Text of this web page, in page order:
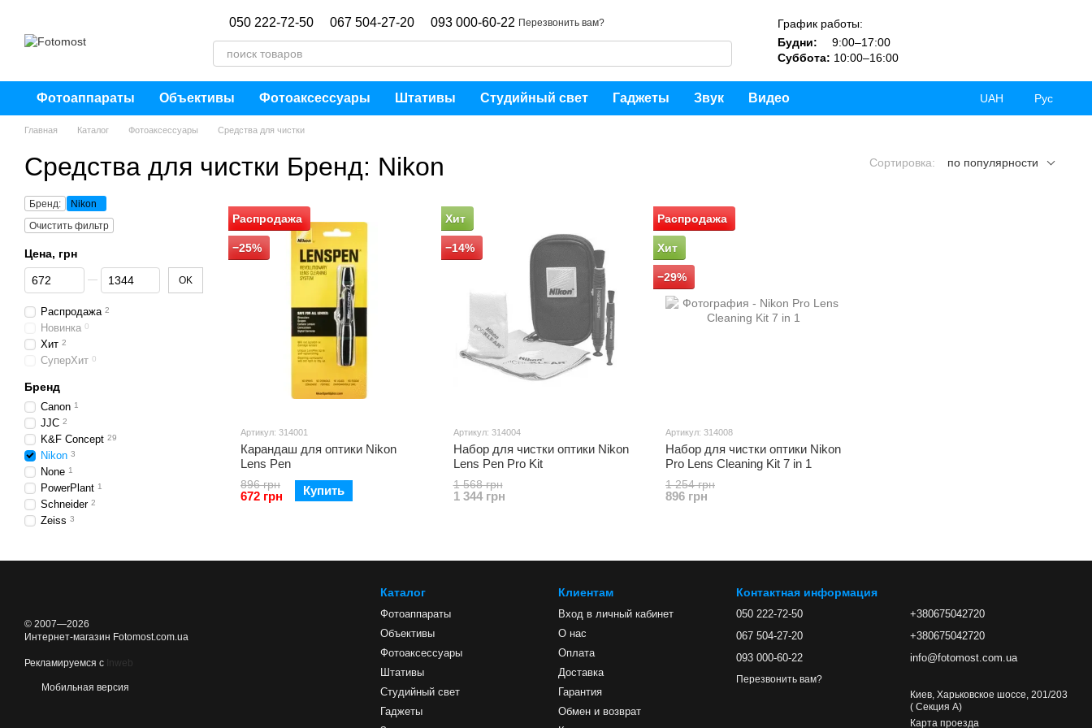
050 222-72-50 067 504-27-20 093 000-60-22 Перезвонить вам?
График работы:
Будни:
9:00–17:00
Суббота: 10:00–16:00
Фотоаппараты Объективы Фотоаксессуары Штативы Студийный свет Гаджеты Звук Видео UAH Рус
Главная Каталог Фотоаксессуары Средства для чистки
Средства для чистки Бренд: Nikon Сортировка: по популярности
Распродажа
−25%
Артикул: 314001
Карандаш для оптики Nikon
Lens Pen
896 грн
672 грн Купить
Хит
−14%
Артикул: 314004
Набор для чистки оптики Nikon
Lens Pen Pro Kit
1 568 грн
1 344 грн
Распродажа
Хит
−29%
Артикул: 314008
Набор для чистки оптики Nikon
Pro Lens Cleaning Kit 7 in 1
1 254 грн
896 грн
Бренд:
Nikon
Очистить фильтр
Цена, грн
От Цена, грн
До Цена, грн OK
Распродажа 2
Новинка 0
Хит 2
СуперХит 0
Бренд
Canon 1
JJC 2
K&F Concept 29
Nikon 3
None 1
PowerPlant 1
Schneider 2
Zeiss 3
© 2007—2026
Интернет-магазин Fotomost.com.ua
Рекламируемся с Inweb
Мобильная версия
Каталог
Фотоаппараты
Объективы
Фотоаксессуары
Штативы
Студийный свет
Гаджеты
Клиентам
Вход в личный кабинет
О нас
Оплата
Доставка
Гарантия
Обмен и возврат
Контактная информация
050 222-72-50
067 504-27-20
093 000-60-22
Перезвонить вам?
+380675042720
+380675042720
info@fotomost.com.ua
Киев, Харьковское шоссе, 201/203
( Секция А)
Карта проезда